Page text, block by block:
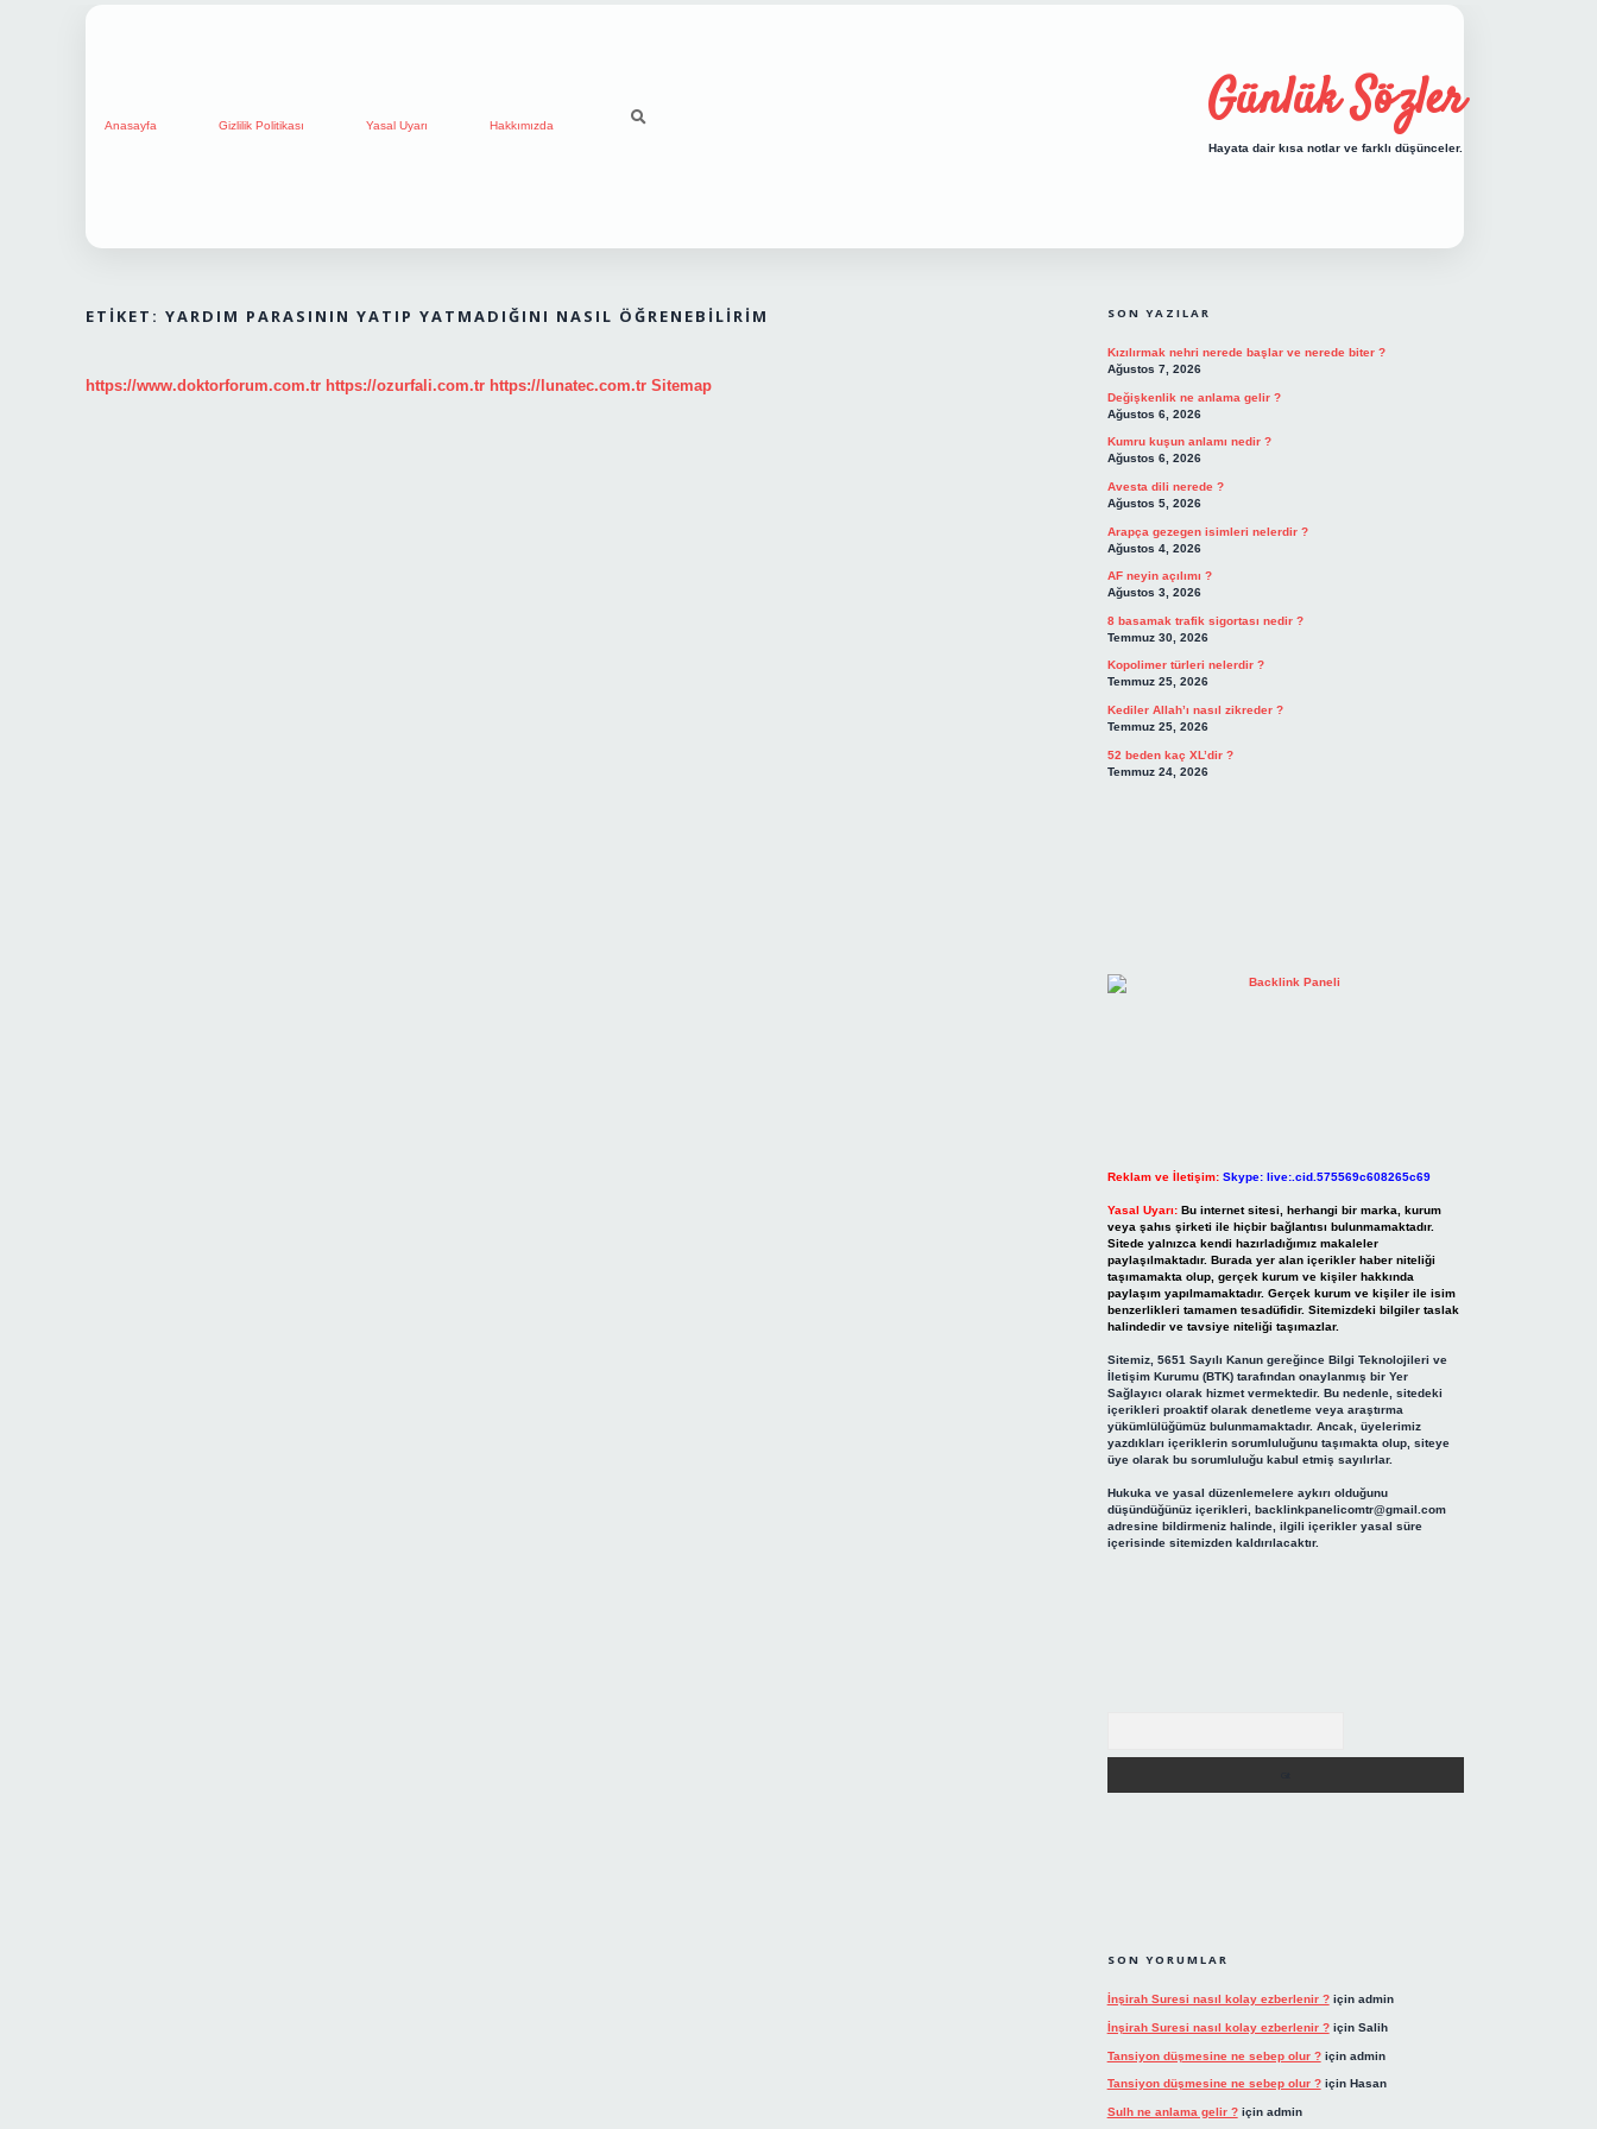
Anasayfa Gizlilik Politikası Yasal Uyarı Hakkımızda Günlük Sözler
Hayata dair kısa notlar ve farklı düşünceler.
ETIKET: YARDIM PARASININ YATIP YATMADIĞINI NASIL ÖĞRENEBILIRIM
https://www.doktorforum.com.tr https://ozurfali.com.tr https://lunatec.com.tr Sitemap
SON YAZILAR
Kızılırmak nehri nerede başlar ve nerede biter ?
Ağustos 7, 2026
Değişkenlik ne anlama gelir ?
Ağustos 6, 2026
Kumru kuşun anlamı nedir ?
Ağustos 6, 2026
Avesta dili nerede ?
Ağustos 5, 2026
Arapça gezegen isimleri nelerdir ?
Ağustos 4, 2026
AF neyin açılımı ?
Ağustos 3, 2026
8 basamak trafik sigortası nedir ?
Temmuz 30, 2026
Kopolimer türleri nelerdir ?
Temmuz 25, 2026
Kediler Allah’ı nasıl zikreder ?
Temmuz 25, 2026
52 beden kaç XL’dir ?
Temmuz 24, 2026
Reklam ve İletişim: Skype: live:.cid.575569c608265c69
Yasal Uyarı: Bu internet sitesi, herhangi bir marka, kurum
veya şahıs şirketi ile hiçbir bağlantısı bulunmamaktadır.
Sitede yalnızca kendi hazırladığımız makaleler
paylaşılmaktadır. Burada yer alan içerikler haber niteliği
taşımamakta olup, gerçek kurum ve kişiler hakkında
paylaşım yapılmamaktadır. Gerçek kurum ve kişiler ile isim
benzerlikleri tamamen tesadüfidir. Sitemizdeki bilgiler taslak
halindedir ve tavsiye niteliği taşımazlar.
Sitemiz, 5651 Sayılı Kanun gereğince Bilgi Teknolojileri ve
İletişim Kurumu (BTK) tarafından onaylanmış bir Yer
Sağlayıcı olarak hizmet vermektedir. Bu nedenle, sitedeki
içerikleri proaktif olarak denetleme veya araştırma
yükümlülüğümüz bulunmamaktadır. Ancak, üyelerimiz
yazdıkları içeriklerin sorumluluğunu taşımakta olup, siteye
üye olarak bu sorumluluğu kabul etmiş sayılırlar.
Hukuka ve yasal düzenlemelere aykırı olduğunu
düşündüğünüz içerikleri, backlinkpanelicomtr@gmail.com
adresine bildirmeniz halinde, ilgili içerikler yasal süre
içerisinde sitemizden kaldırılacaktır.
SON YORUMLAR
İnşirah Suresi nasıl kolay ezberlenir ?için admin
İnşirah Suresi nasıl kolay ezberlenir ?için Salih
Tansiyon düşmesine ne sebep olur ?için admin
Tansiyon düşmesine ne sebep olur ?için Hasan
Sulh ne anlama gelir ?için admin